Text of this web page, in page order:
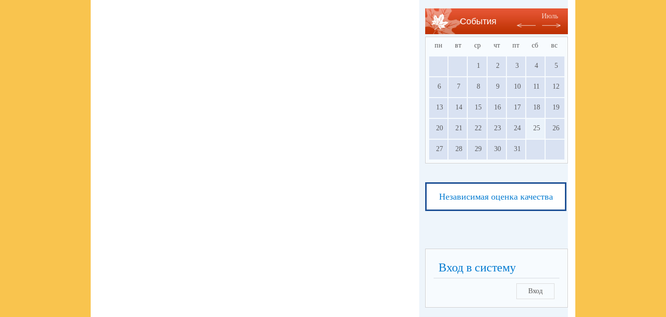
События
Июль
пн вт ср чт пт сб вс
1 2 3 4 5
6 7 8 9 10 11 12
13 14 15 16 17 18 19
20 21 22 23 24 25 26
27 28 29 30 31
Независимая оценка качества
Вход в систему
Вход